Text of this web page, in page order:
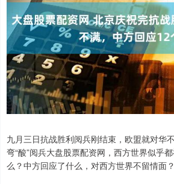
九月三日抗战胜利阅兵刚结束，欧盟就对华
弯“酸”阅兵大盘股票配资网，西方世界似乎
么？中方回应了什么，对西方世界不留情面？